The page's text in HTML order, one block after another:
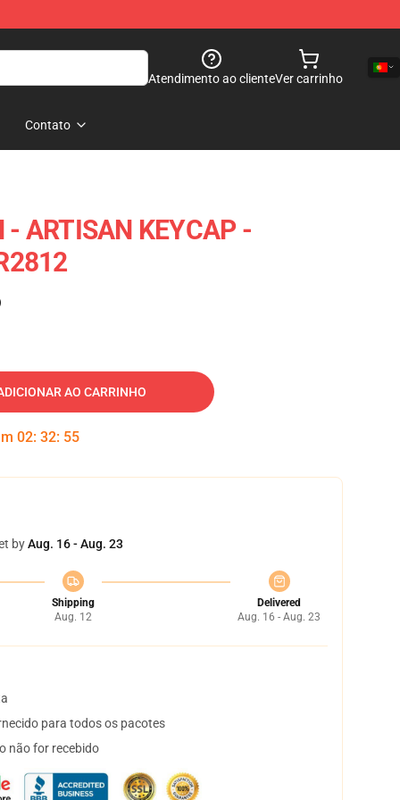
Atendimento ao clienteVer carrinho
Contato
- ARTISAN KEYCAP -
AO CARRINHO
02: 32: 55
byAug. 16 - Aug. 23
Shipping
Aug. 12
Delivered
Aug. 16 - Aug. 23
para todos os pacotes
não for recebido